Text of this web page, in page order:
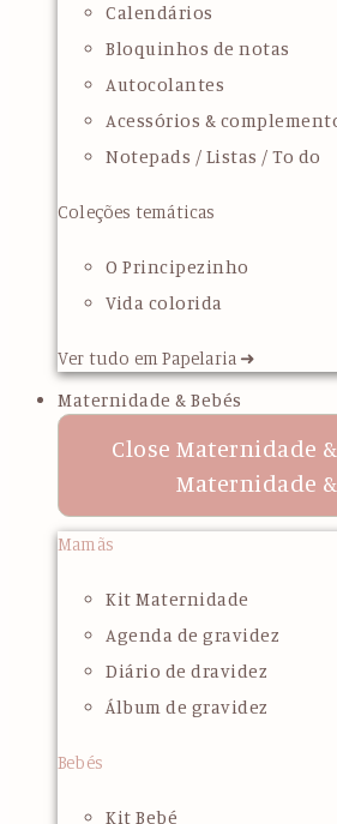
Calendários
Bloquinhos de notas
Autocolantes
Acessórios &
Notepads / Listas / To do
Coleções temáticas
O Principezinho
Vida colorida
Ver tudo em Papelaria ➜
Maternidade & Bebés
Close Maternidade
Maternidade
Mamãs
Kit Maternidade
Agenda de gravidez
Diário de dravidez
Álbum de gravidez
Bebés
Kit Bebé